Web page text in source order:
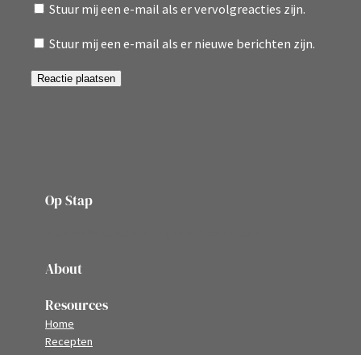
Stuur mij een e-mail als er vervolgreacties zijn.
Stuur mij een e-mail als er nieuwe berichten zijn.
Op Stap
About
Resources
Home
Recepten